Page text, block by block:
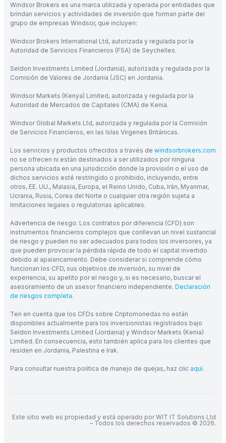
Windsor Brokers es una marca utilizada y operada por entidades que
brindan servicios y actividades de inversión que forman parte del
grupo de empresas Windsor, que incluyen:
Windsor Brokers International Ltd, autorizada y regulada por la
Autoridad de Servicios Financieros (FSA) de Seychelles.
Seldon Investments Limited (Jordania), autorizada y regulada por la
Comisión de Valores de Jordania (JSC) en Jordania.
Windsor Markets (Kenya) Limited, autorizada y regulada por la
Autoridad de Mercados de Capitales (CMA) de Kenia.
Windsor Global Markets Ltd, autorizada y regulada por la Comisión
de Servicios Financieros, en las Islas Vírgenes Británicas.
Los servicios y productos ofrecidos a través de windsorbrokers.com
no se ofrecen ni están destinados a ser utilizados por ninguna
persona ubicada en una jurisdicción donde la provisión o el uso de
dichos servicios esté restringido o prohibido, incluyendo, entre
otros, EE. UU., Malasia, Europa, el Reino Unido, Cuba, Irán, Myanmar,
Ucrania, Rusia, Corea del Norte o cualquier otra región sujeta a
limitaciones legales o regulatorias aplicables.
Advertencia de riesgo: Los contratos por diferencia (CFD) son
instrumentos financieros complejos que conllevan un nivel sustancial
de riesgo y pueden no ser adecuados para todos los inversores, ya
que pueden provocar la pérdida rápida de todo el capital invertido
debido al apalancamiento. Debe considerar si comprende cómo
funcionan los CFD, sus objetivos de inversión, su nivel de
experiencia, su apetito por el riesgo y, si es necesario, buscar el
asesoramiento de un asesor financiero independiente. Declaración
de riesgos completa.
Ten en cuenta que los CFDs sobre Criptomonedas no están
disponibles actualmente para los inversionistas registrados bajo
Seldon Investments Limited (Jordania) y Windsor Markets (Kenia)
Limited. En consecuencia, esto también aplica para los clientes que
residen en Jordania, Palestina e Irak.
Para consultar nuestra política de manejo de quejas, haz clic aquí.
Este sitio web es propiedad y está operado por WIT IT Solutions Ltd
– Todos los derechos reservados © 2026.